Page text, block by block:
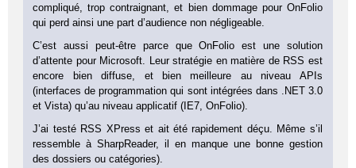
compliqué, trop contraignant, et bien dommage pour OnFolio
qui perd ainsi une part d’audience non négligeable.
C’est aussi peut-être parce que OnFolio est une solution
d’attente pour Microsoft. Leur stratégie en matière de RSS est
encore bien diffuse, et bien meilleure au niveau APIs
(interfaces de programmation qui sont intégrées dans .NET 3.0
et Vista) qu’au niveau applicatif (IE7, OnFolio).
J’ai testé RSS XPress et ait été rapidement déçu. Même s’il
ressemble à SharpReader, il en manque une bonne gestion
des dossiers ou catégories).